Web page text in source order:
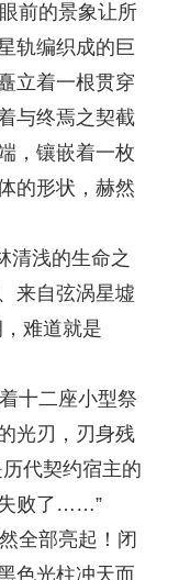
前的景象让所
轨编织成的巨
立着一根贯穿
与终焉之契截
，镶嵌着一枚
的形状，赫然
浅的生命之
来自弦涡星墟
难道就是
十二座小型祭
光刃，刃身残
代契约宿主的
失败了……”
全部亮起！闭
色光柱冲天而